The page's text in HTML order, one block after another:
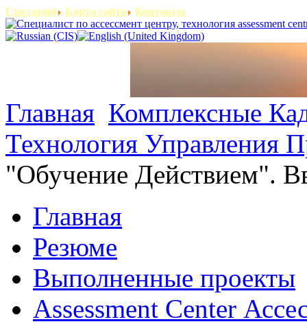
Глоссарий Карта сайта Контакты
Главная Комплексные
Технология Управления
"Обучение Действием".
Главная
Резюме
Выполненные проекты
Assessment Center